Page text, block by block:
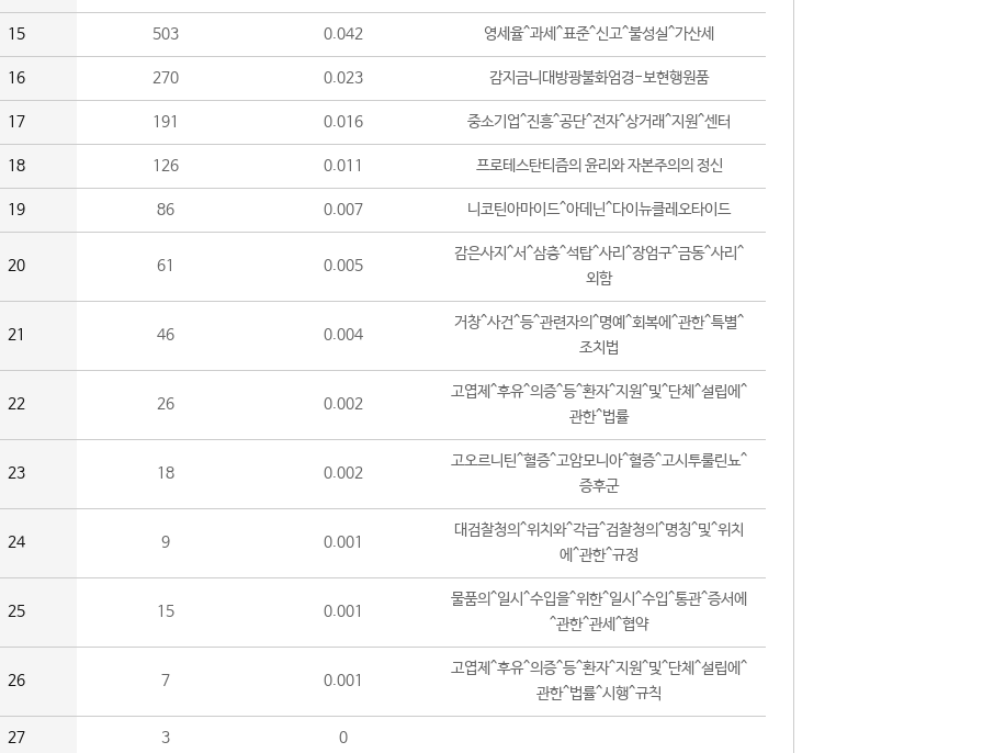
15 503 0.042 영세율^과세^표준^신고^불성실^가산세
16 270 0.023 감지금니대방광불화엄경-보현행원품
17 191 0.016 중소기업^진흥^공단^전자^상거래^지원^센터
18 126 0.011 프로테스탄티즘의 윤리와 자본주의의 정신
19 86 0.007 니코틴아마이드^아데닌^다이뉴클레오타이드
20 61 0.005
감은사지^서^삼층^석탑^사리^장엄구^금동^사리^
외함
21 46 0.004
거창^사건^등^관련자의^명예^회복에^관한^특별^
조치법
22 26 0.002
고엽제^후유^의증^등^환자^지원^및^단체^설립에^
관한^법률
23 18 0.002
고오르니틴^혈증^고암모니아^혈증^고시투룰린뇨^
증후군
24 9 0.001
대검찰청의^위치와^각급^검찰청의^명칭^및^위치
에^관한^규정
25 15 0.001
물품의^일시^수입을^위한^일시^수입^통관^증서에
^관한^관세^협약
26 7 0.001
고엽제^후유^의증^등^환자^지원^및^단체^설립에^
관한^법률^시행^규칙
27 3 0